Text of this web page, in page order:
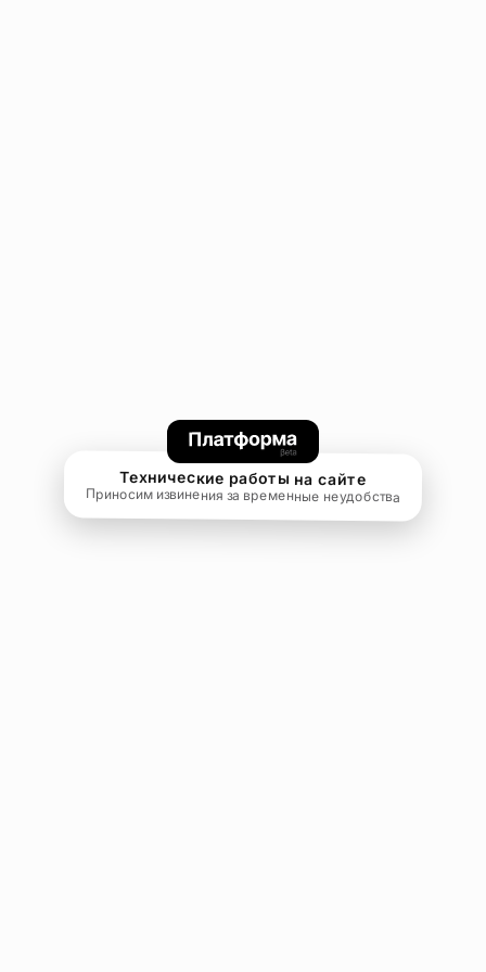
Технические работы на сайте
Приносим извинения за временные неудобства